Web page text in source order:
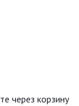
через корзину